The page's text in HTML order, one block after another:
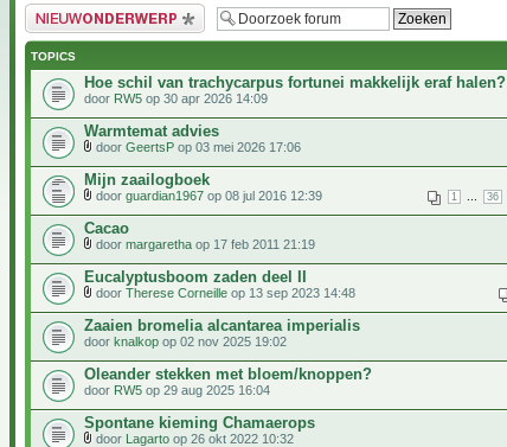
Plaats een nieuw bericht
TOPICS
Hoe schil van trachycarpus fortunei makkelijk eraf halen?
door RW5 op 30 apr 2026 14:09
Warmtemat advies
door GeertsP op 03 mei 2026 17:06
Mijn zaailogboek
1 36
door guardian1967 op 08 jul 2016 12:39
Cacao
door margaretha op 17 feb 2011 21:19
Eucalyptusboom zaden deel II
door Therese Corneille op 13 sep 2023 14:48
Zaaien bromelia alcantarea imperialis
door knalkop op 02 nov 2025 19:02
Oleander stekken met bloem/knoppen?
door RW5 op 29 aug 2025 16:04
Spontane kieming Chamaerops
door Lagarto op 26 okt 2022 10:32